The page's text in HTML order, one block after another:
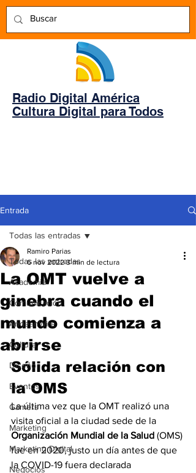
Radio Digital América
Cultura Digital para Todos
Entrada
Todas las entradas
Academia
Comunicación
AndeanWire
Cultura
Diseño
Eventos
Gamers
Marketing
Marketing Digital
Negocios
Todas las entradas
La OMT vuelve a
ginebra cuando el
mundo comienza a
abrirse
Ramiro Parias
6 nov 2022 3 min de lectura
Sólida relación con
la OMS
La última vez que la OMT realizó una
visita oficial a la ciudad sede de la
Organización Mundial de la Salud (OMS)
fue en 2020, justo un día antes de que
la COVID-19 fuera declarada